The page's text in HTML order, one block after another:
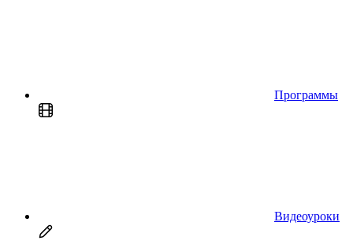
Программы
Видеоуроки